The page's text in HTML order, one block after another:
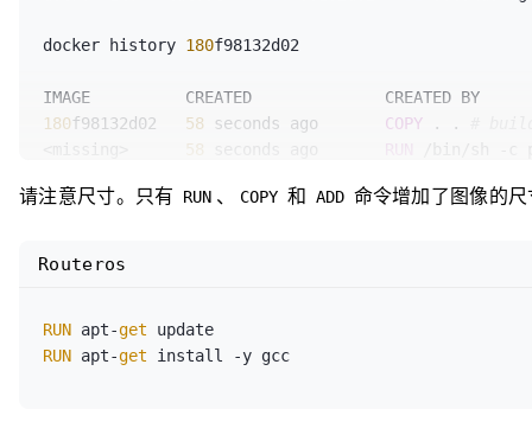
docker history 180f98132d02
180f98132d02 58 seconds ago COPY . .
58
<missing>      About a minute ago WORKDIR /app
请注意尺寸。只有 RUN 、 COPY 和 ADD 命令增加了图像的
RUN apt-get
RUN apt-get
Routeros